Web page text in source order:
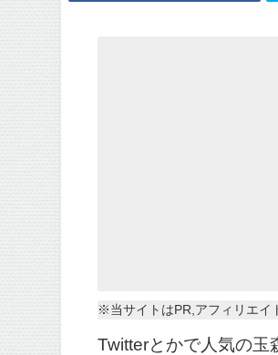
※当サイトはPR,アフィリエイ
Twitterとかで人気の玉